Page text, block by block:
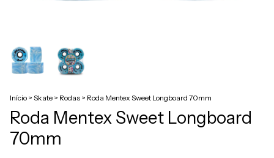
Início > Skate > Rodas > Roda Mentex Sweet Longboard 70mm
Roda Mentex Sweet Longboard
70mm